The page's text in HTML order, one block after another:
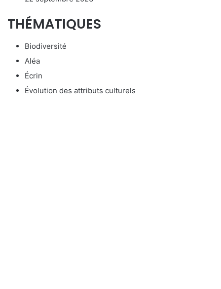
THÉMATIQUES
Biodiversité
Aléa
Écrin
Évolution des attributs culturels